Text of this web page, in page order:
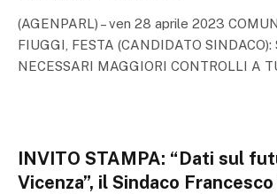
(AGENPARL) – ven 28 aprile 2023
FIUGGI, FESTA (CANDIDATO SINDACO):
NECESSARI MAGGIORI CONTROLLI A
INVITO STAMPA: “Dati sul
Vicenza”, il Sindaco